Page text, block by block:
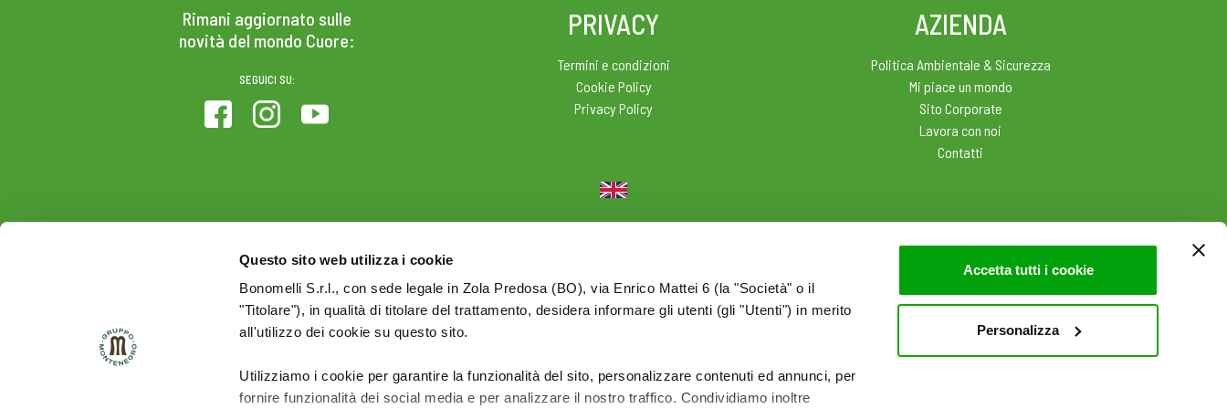
Questo sito web utilizza i cookie
Bonomelli S.r.l., con sede legale in Zola Predosa (BO), via Enrico Mattei 6 (la "Società" o il
"Titolare"), in qualità di titolare del trattamento, desidera informare gli utenti (gli "Utenti") in merito
all'utilizzo dei cookie su questo sito.
Utilizziamo i cookie per garantire la funzionalità del sito, personalizzare contenuti ed annunci, per
fornire funzionalità dei social media e per analizzare il nostro traffico. Condividiamo inoltre
Accetta tutti i cookie
Personalizza
Rimani aggiornato sulle
novità del mondo Cuore:
SEGUICI SU:
PRIVACY
Termini e condizioni
Cookie Policy
Privacy Policy
AZIENDA
Politica Ambientale & Sicurezza
Mi piace un mondo
Sito Corporate
Lavora con noi
Contatti